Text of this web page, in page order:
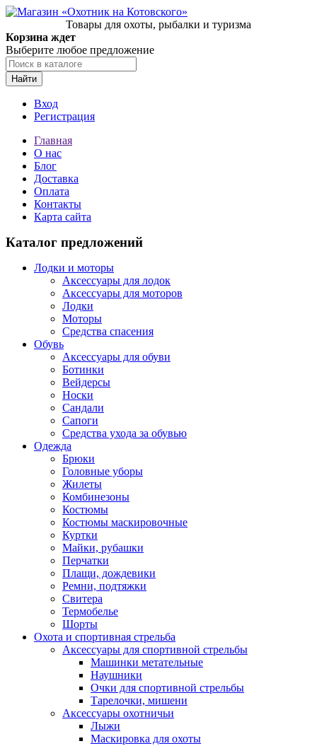
Товары для охоты, рыбалки и туризма
Корзина ждет
Выберите любое предложение
Найти
Вход
Регистрация
Главная
О нас
Блог
Доставка
Оплата
Контакты
Карта сайта
Каталог предложений
Лодки и моторы
Аксессуары для лодок
Аксессуары для моторов
Лодки
Моторы
Средства спасения
Обувь
Аксессуары для обуви
Ботинки
Вейдерсы
Носки
Сандали
Сапоги
Средства ухода за обувью
Одежда
Брюки
Головные уборы
Жилеты
Комбинезоны
Костюмы
Костюмы маскировочные
Куртки
Майки, рубашки
Перчатки
Плащи, дождевики
Ремни, подтяжки
Свитера
Термобелье
Шорты
Охота и спортивная стрельба
Аксессуары для спортивной стрельбы
Машинки метательные
Наушники
Очки для спортивной стрельбы
Тарелочки, мишени
Аксессуары охотничьи
Лыжи
Маскировка для охоты